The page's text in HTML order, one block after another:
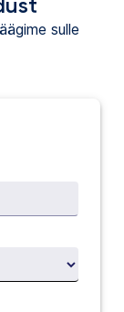
sulle